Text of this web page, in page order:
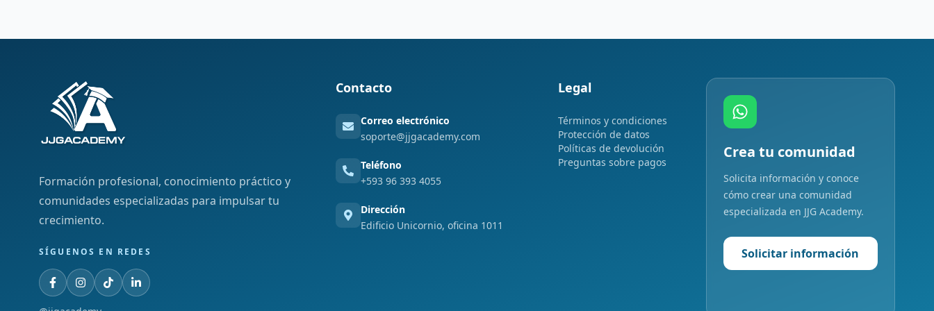
Formación profesional, conocimiento práctico y
comunidades especializadas para impulsar tu
crecimiento.
SÍGUENOS EN REDES
Contacto
Correo electrónico
soporte@jjgacademy.com
Teléfono
+593 96 393 4055
Dirección
Edificio Unicornio, oficina 1011
Legal
Términos y condiciones
Protección de datos
Políticas de devolución
Preguntas sobre pagos
Crea tu comunidad
Solicita información y conoce
cómo crear una comunidad
especializada en JJG Academy.
Solicitar información